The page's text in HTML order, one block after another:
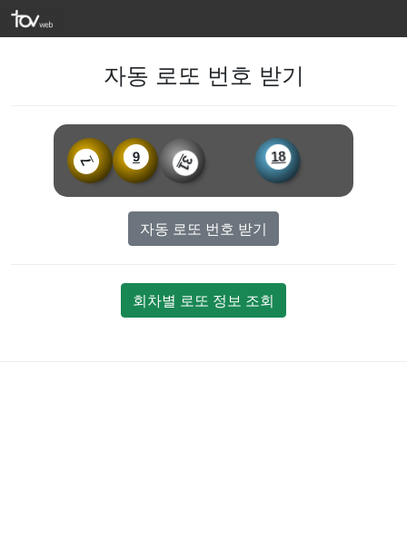
자동 로또 번호 받기
7 9 31
자동 로또 번호 받기
회차별 로또 정보 조회